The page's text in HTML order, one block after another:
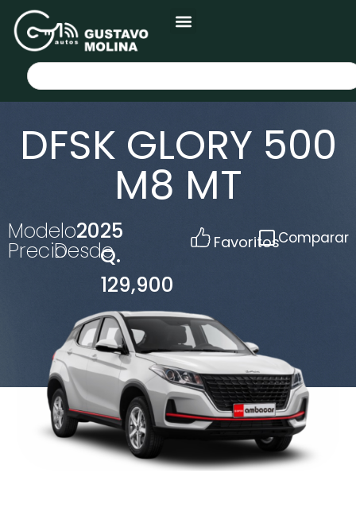
DFSK GLORY 500
M8 MT
Modelo2025
PrecioDesde
Q.
129,900
FavoritosComparar